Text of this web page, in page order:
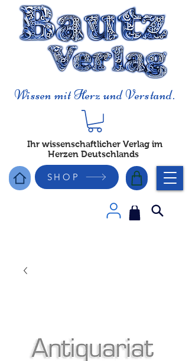
Wissen mit Herz und Verstand.
Ihr wissenschaftlicher Verlag im
Herzen Deutschlands
SHOP